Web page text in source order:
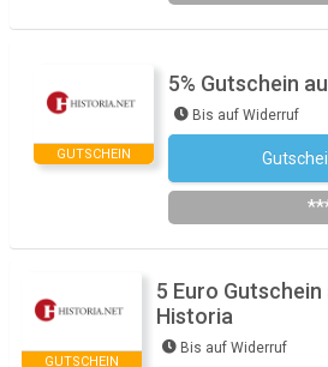
GUTSCHEIN
5% Gutschein
Bis auf Widerruf
GUTSCHEIN
5 Euro
Historia
Bis auf Widerruf